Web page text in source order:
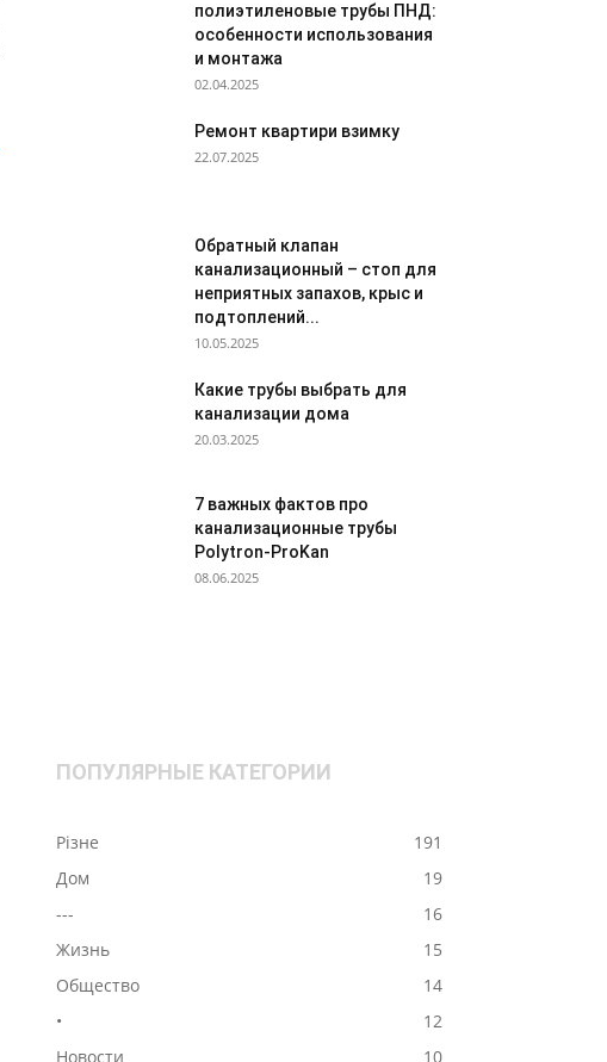
полиэтиленовые трубы ПНД:
особенности использования
и монтажа
02.04.2025
Ремонт квартири взимку
22.07.2025
Обратный клапан
канализационный – стоп для
неприятных запахов, крыс и
подтоплений...
10.05.2025
Какие трубы выбрать для
канализации дома
20.03.2025
7 важных фактов про
канализационные трубы
Polytron-ProKan
08.06.2025
ПОПУЛЯРНЫЕ КАТЕГОРИИ
Різне
191
Дом
19
---
16
Жизнь
15
Общество
14
•
12
Новости
10